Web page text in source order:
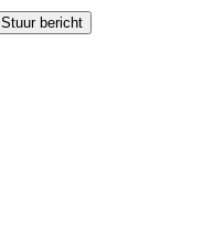
Stuur bericht